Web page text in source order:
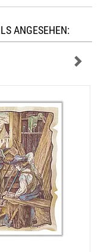
ANGESEHEN: